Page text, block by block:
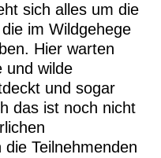
sich alles um die
im Wildgehege
Hier warten
und wilde
und sogar
das ist noch nicht
Teilnehmenden